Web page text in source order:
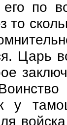
по
то
Царь
у